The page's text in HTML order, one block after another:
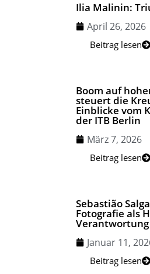
Ilia Malinin:
April 26, 2026
Beitrag lesen
Boom auf
steuert die
Einblicke vom
der ITB Berlin
März 7, 2026
Beitrag lesen
Sebastião
Fotografie als
Verantwortung
Januar 11,
Beitrag lesen